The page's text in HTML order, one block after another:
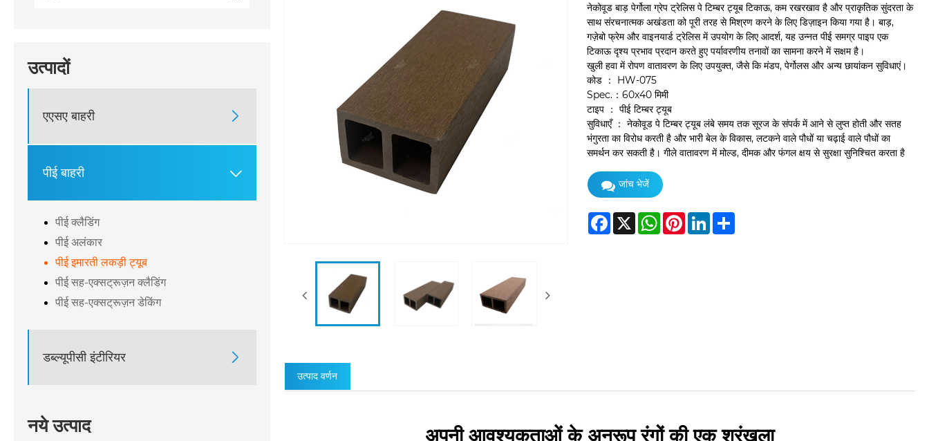
उत्पादों
एएसए बाहरी 
पीई बाहरी 
पीई क्लैडिंग
पीई अलंकार
पीई इमारती लकड़ी ट्यूब
पीई सह-एक्सट्रूज़न क्लैडिंग
पीई सह-एक्सट्रूज़न डेकिंग
डब्ल्यूपीसी इंटीरियर 
नये उत्पाद
नेकोवूड बाड़ पेर्गोला ग्रेप ट्रेलिस पे टिम्बर ट्यूब टिकाऊ, कम रखरखाव है और प्राकृतिक सुंदरता के
साथ संरचनात्मक अखंडता को पूरी तरह से मिश्रण करने के लिए डिज़ाइन किया गया है। बाड़,
गज़ेबो फ्रेम और वाइनयार्ड ट्रेलिस में उपयोग के लिए आदर्श, यह उन्नत पीई समग्र पाइप एक
टिकाऊ दृश्य प्रभाव प्रदान करते हुए पर्यावरणीय तनावों का सामना करने में सक्षम है।
खुली हवा में रोपण वातावरण के लिए उपयुक्त, जैसे कि मंडप, पेर्गोलस और अन्य छायांकन सुविधाएं।
कोड ： HW-075
Spec.：60x40 मिमी
टाइप ： पीई टिम्बर ट्यूब
सुविधाएँ ： नेकोवूड पे टिम्बर ट्यूब लंबे समय तक सूरज के संपर्क में आने से लुप्त होती और सतह
भंगुरता का विरोध करती है और भारी बेल के विकास, लटकने वाले पौधों या चढ़ाई वाले पौधों का
समर्थन कर सकती है। गीले वातावरण में मोल्ड, दीमक और फंगल क्षय से सुरक्षा सुनिश्चित करता है
जांच भेजें
Facebook
X WhatsApp
PinterestLinkedIn
उत्पाद वर्णन
अपनी आवश्यकताओं के अनुरूप रंगों की एक श्रृंखला